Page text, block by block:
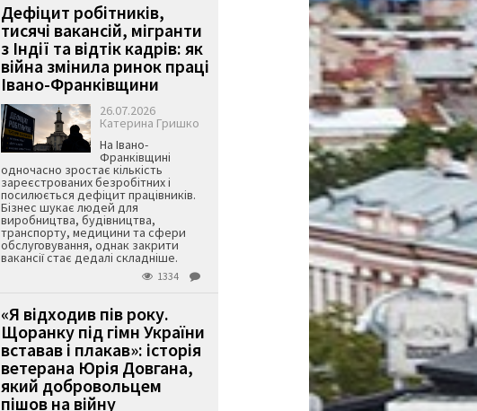
Дефіцит робітників,
тисячі вакансій, мігранти
з Індії та відтік кадрів: як
війна змінила ринок праці
Івано-Франківщини
26.07.2026
Катерина Гришко
На Івано-
Франківщині
одночасно зростає кількість
зареєстрованих безробітних і
посилюється дефіцит працівників.
Бізнес шукає людей для
виробництва, будівництва,
транспорту, медицини та сфери
обслуговування, однак закрити
вакансії стає дедалі складніше.
1334
«Я відходив пів року.
Щоранку під гімн України
вставав і плакав»: історія
ветерана Юрія Довгана,
який добровольцем
пішов на війну